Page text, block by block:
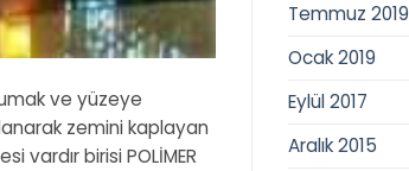
ve yüzeye
zemini kaplayan
vardır birisi POLİMER
Temmuz 2019
Ocak 2019
Eylül 2017
Aralık 2015